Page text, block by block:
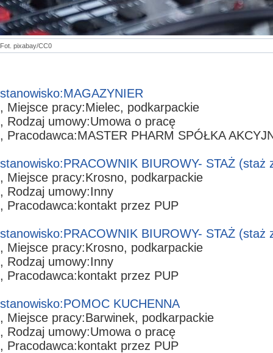
Fot. pixabay/CC0
stanowisko:MAGAZYNIER
, Miejsce pracy:Mielec, podkarpackie
, Rodzaj umowy:Umowa o pracę
, Pracodawca:MASTER PHARM SPÓŁKA
stanowisko:PRACOWNIK BIUROWY- STAŻ (staż
, Miejsce pracy:Krosno, podkarpackie
, Rodzaj umowy:Inny
, Pracodawca: kontakt przez PUP
stanowisko:PRACOWNIK BIUROWY- STAŻ (staż
, Miejsce pracy:Krosno, podkarpackie
, Rodzaj umowy:Inny
, Pracodawca: kontakt przez PUP
stanowisko:POMOC KUCHENNA
, Miejsce pracy:Barwinek, podkarpackie
, Rodzaj umowy:Umowa o pracę
, Pracodawca: kontakt przez PUP